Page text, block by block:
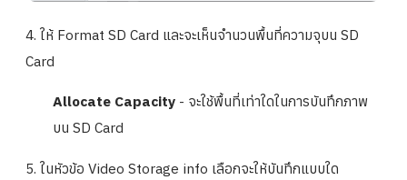
4. ให้ Format SD Card และจะเห็นจำนวนพื้นที่ความจุบน SD
Card
Allocate Capacity - จะใช้พื้นที่เท่าใดในการบันทึกภาพ
บน SD Card
5. ในหัวข้อ Video Storage info เลือกจะให้บันทึกแบบใด